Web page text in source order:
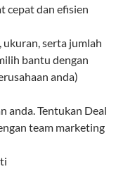
cepat dan efisien
serta jumlah
bantu dengan
anda)
anda. Tentukan Deal
team marketing